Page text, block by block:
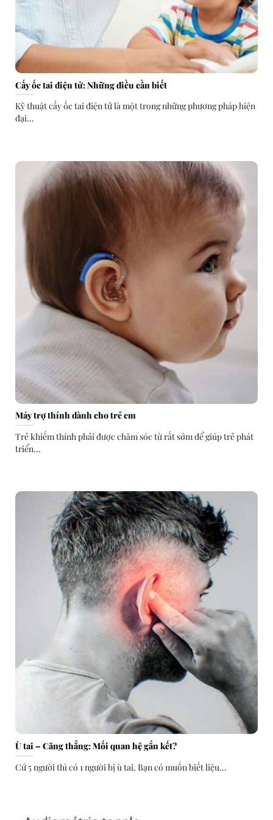
Cấy ốc tai điện tử: Những điều cần biết
Kỹ thuật cấy ốc tai điện tử là một trong những phương pháp hiện
đại...
Máy trợ thính dành cho trẻ em
Trẻ khiếm thính phải được chăm sóc từ rất sớm để giúp trẻ phát
triển...
Ù tai – Căng thẳng: Mối quan hệ gắn kết?
Cứ 5 người thì có 1 người bị ù tai. Bạn có muốn biết liệu...